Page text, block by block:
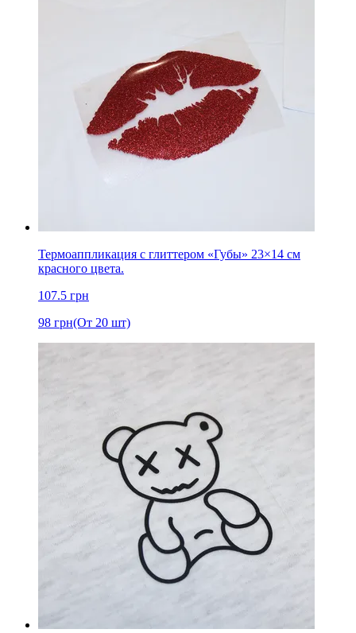
Термоаппликация с глиттером «Губы» 23×14 см
красного цвета.
107.5 грн
98 грн(От 20 шт)